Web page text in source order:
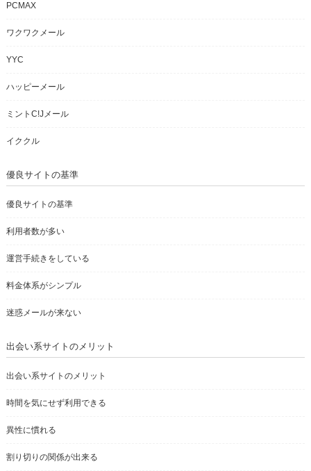
PCMAX
ワクワクメール
YYC
ハッピーメール
ミントC!Jメール
イククル
優良サイトの基準
優良サイトの基準
利用者数が多い
運営手続きをしている
料金体系がシンプル
迷惑メールが来ない
出会い系サイトのメリット
出会い系サイトのメリット
時間を気にせず利用できる
異性に慣れる
割り切りの関係が出来る